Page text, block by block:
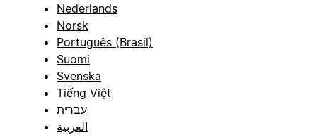
Nederlands
Norsk
Português (Brasil)
Suomi
Svenska
Tiếng Việt
עברית
العربية